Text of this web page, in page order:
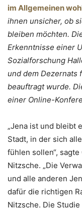
im Allgemeinen
ihnen unsicher, ob
bleiben möchten.
Erkenntnisse einer
Sozialforschung
und dem Dezernats
beauftragt wurde.
einer Online-
„Jena ist und bleibt
Stadt, in der sich
fühlen sollen“,
Nitzsche. „Die
und alle anderen
dafür die richtigen
Nitzsche. Die